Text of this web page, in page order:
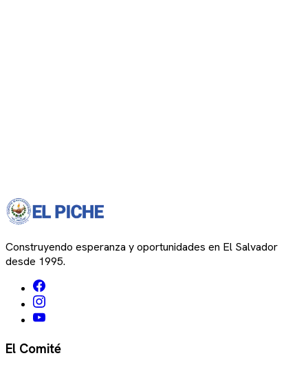
Construyendo esperanza y oportunidades en El Salvador
desde 1995.
El Comité